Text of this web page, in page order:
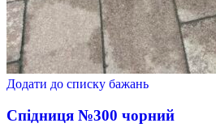
Додати до списку бажань
Спідниця №300 чорний